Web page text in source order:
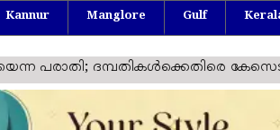
Kannur Manglore Gulf